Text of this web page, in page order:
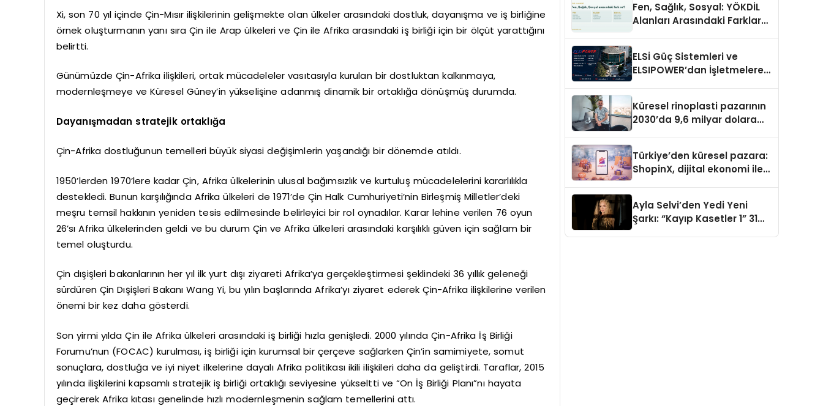
Xi, son 70 yıl içinde Çin-Mısır ilişkilerinin gelişmekte olan ülkeler arasındaki dostluk, dayanışma ve iş birliğine
örnek oluşturmanın yanı sıra Çin ile Arap ülkeleri ve Çin ile Afrika arasındaki iş birliği için bir ölçüt yarattığını
belirtti.
Günümüzde Çin-Afrika ilişkileri, ortak mücadeleler vasıtasıyla kurulan bir dostluktan kalkınmaya,
modernleşmeye ve Küresel Güney’in yükselişine adanmış dinamik bir ortaklığa dönüşmüş durumda.
Dayanışmadan stratejik ortaklığa
Çin-Afrika dostluğunun temelleri büyük siyasi değişimlerin yaşandığı bir dönemde atıldı.
1950’lerden 1970’lere kadar Çin, Afrika ülkelerinin ulusal bağımsızlık ve kurtuluş mücadelelerini kararlılıkla
destekledi. Bunun karşılığında Afrika ülkeleri de 1971’de Çin Halk Cumhuriyeti’nin Birleşmiş Milletler’deki
meşru temsil hakkının yeniden tesis edilmesinde belirleyici bir rol oynadılar. Karar lehine verilen 76 oyun
26’sı Afrika ülkelerinden geldi ve bu durum Çin ve Afrika ülkeleri arasındaki karşılıklı güven için sağlam bir
temel oluşturdu.
Çin dışişleri bakanlarının her yıl ilk yurt dışı ziyareti Afrika’ya gerçekleştirmesi şeklindeki 36 yıllık geleneği
sürdüren Çin Dışişleri Bakanı Wang Yi, bu yılın başlarında Afrika’yı ziyaret ederek Çin-Afrika ilişkilerine verilen
önemi bir kez daha gösterdi.
Son yirmi yılda Çin ile Afrika ülkeleri arasındaki iş birliği hızla genişledi. 2000 yılında Çin-Afrika İş Birliği
Forumu’nun (FOCAC) kurulması, iş birliği için kurumsal bir çerçeve sağlarken Çin’in samimiyete, somut
sonuçlara, dostluğa ve iyi niyet ilkelerine dayalı Afrika politikası ikili ilişkileri daha da geliştirdi. Taraflar, 2015
yılında ilişkilerini kapsamlı stratejik iş birliği ortaklığı seviyesine yükseltti ve “On İş Birliği Planı”nı hayata
geçirerek Afrika kıtası genelinde hızlı modernleşmenin sağlam temellerini attı.
Fen, Sağlık, Sosyal: YÖKDİL
Alanları Arasındaki Farklar
ELSİ Güç Sistemleri ve
ELSIPOWER’dan İşletmelere
Küresel rinoplasti pazarının
2030’da 9,6 milyar dolara
Türkiye’den küresel pazara:
ShopinX, dijital ekonomi ile
Ayla Selvi’den Yedi Yeni
Şarkı: “Kayıp Kasetler 1” 31